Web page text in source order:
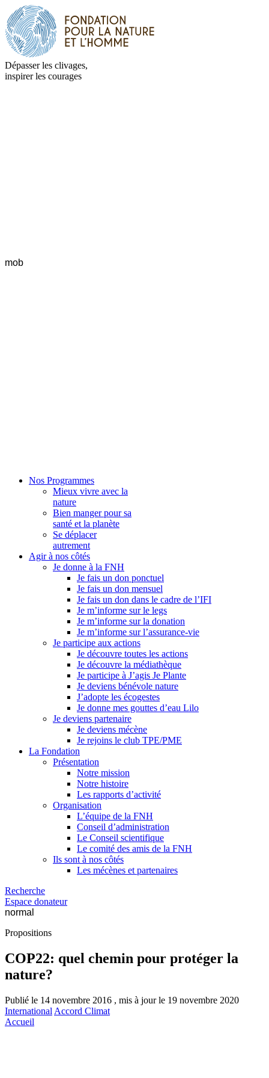
Dépasser les clivages,
inspirer les courages
mob
Nos Programmes
Mieux vivre avec la
nature
Bien manger pour sa
santé et la planète
Se déplacer
autrement
Agir à nos côtés
Je donne à la FNH
Je fais un don ponctuel
Je fais un don mensuel
Je fais un don dans le cadre de l’IFI
Je m’informe sur le legs
Je m’informe sur la donation
Je m’informe sur l’assurance-vie
Je participe aux actions
Je découvre toutes les actions
Je découvre la médiathèque
Je participe à J’agis Je Plante
Je deviens bénévole nature
J’adopte les écogestes
Je donne mes gouttes d’eau Lilo
Je deviens partenaire
Je deviens mécène
Je rejoins le club TPE/PME
La Fondation
Présentation
Notre mission
Notre histoire
Les rapports d’activité
Organisation
L’équipe de la FNH
Conseil d’administration
Le Conseil scientifique
Le comité des amis de la FNH
Ils sont à nos côtés
Les mécènes et partenaires
Recherche
Espace donateur
normal
Propositions
COP22: quel chemin pour protéger la
nature?
Publié le 14 novembre 2016 , mis à jour le 19 novembre 2020
International Accord Climat
Accueil